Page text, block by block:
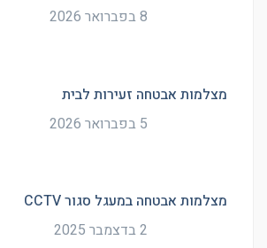
8 בפברואר 2026
מצלמות אבטחה זעירות לבית
5 בפברואר 2026
מצלמות אבטחה במעגל סגור CCTV
2 בדצמבר 2025